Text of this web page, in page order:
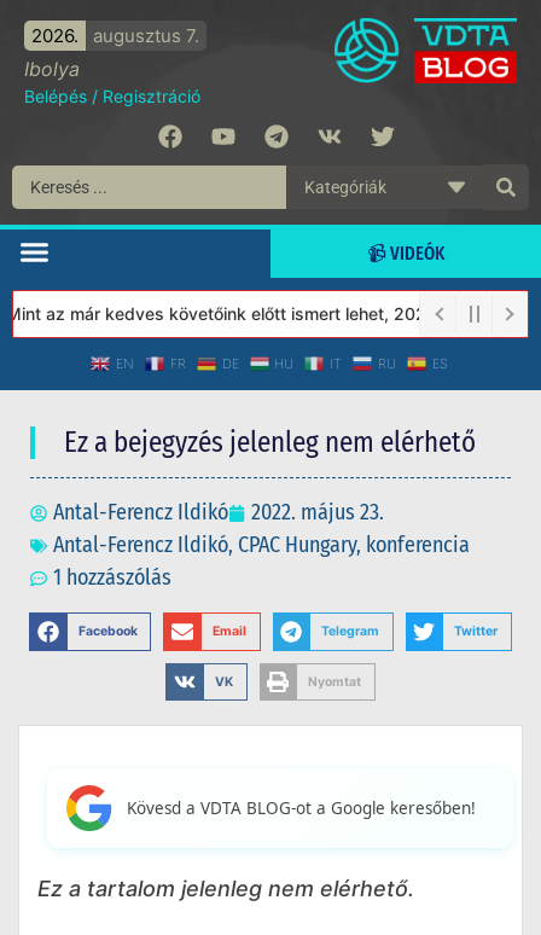
2026. augusztus 7.
Ibolya
Belépés / Regisztráció
📹 VIDEÓK
az már kedves követőink előtt ismert lehet, 2023-tól a Védett
EN FR DE HU IT RU ES
Ez a bejegyzés jelenleg nem elérhető
Antal-Ferencz Ildikó
2022. május 23.
Antal-Ferencz Ildikó, CPAC Hungary, konferencia
1 hozzászólás
Facebook Email Telegram Twitter
VK Nyomtat
Kövesd a VDTA BLOG-ot a Google keresőben!
Ez a tartalom jelenleg nem elérhető.